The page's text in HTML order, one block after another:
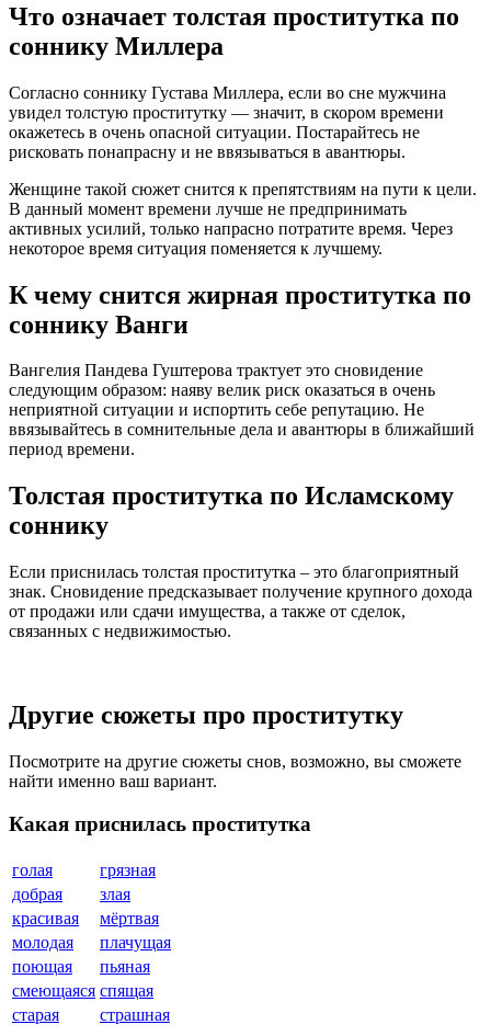
Что означает толстая проститутка по
соннику Миллера
Согласно соннику Густава Миллера, если во сне мужчина
увидел толстую проститутку — значит, в скором времени
окажетесь в очень опасной ситуации. Постарайтесь не
рисковать понапрасну и не ввязываться в авантюры.
Женщине такой сюжет снится к препятствиям на пути к цели.
В данный момент времени лучше не предпринимать
активных усилий, только напрасно потратите время. Через
некоторое время ситуация поменяется к лучшему.
К чему снится жирная проститутка по
соннику Ванги
Вангелия Пaндева Гуштерова трактует это сновидение
следующим образом: наяву велик риск оказаться в очень
неприятной ситуации и испортить себе репутацию. Не
ввязывайтесь в сомнительные дела и авантюры в ближайший
период времени.
Толстая проститутка по Исламскому
соннику
Если приснилась толстая проститутка – это благоприятный
знак. Сновидение предсказывает получение крупного дохода
от продажи или сдачи имущества, а также от сделок,
связанных с недвижимостью.
Другие сюжеты про проститутку
Посмотрите на другие сюжеты снов, возможно, вы сможете
найти именно ваш вариант.
Какая приснилась проститутка
голая
грязная
добрая
злая
красивая
мёртвая
молодая
плачущая
поющая
пьяная
смеющаяся спящая
старая
страшная